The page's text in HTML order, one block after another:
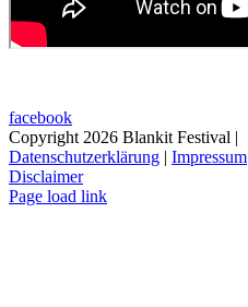
facebook
Copyright 2026 Blankit Festival |
Datenschutzerklärung | Impressum
Disclaimer
Instagram
Facebook
YouTube
Spotify
Deezer
Page load link